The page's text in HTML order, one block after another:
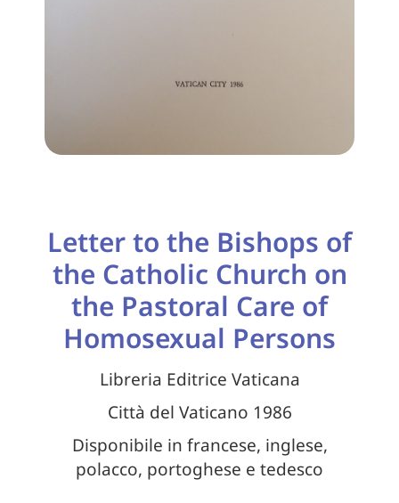
Letter to the Bishops of
the Catholic Church on
the Pastoral Care of
Homosexual Persons
Libreria Editrice Vaticana
Città del Vaticano 1986
Disponibile in francese, inglese,
polacco, portoghese e tedesco